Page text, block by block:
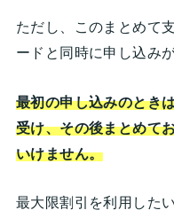
ただし、このまとめて
ードと同時に申し込み
最初の申し込みのとき
受け、その後まとめて
いけません。
最大限割引を利用した